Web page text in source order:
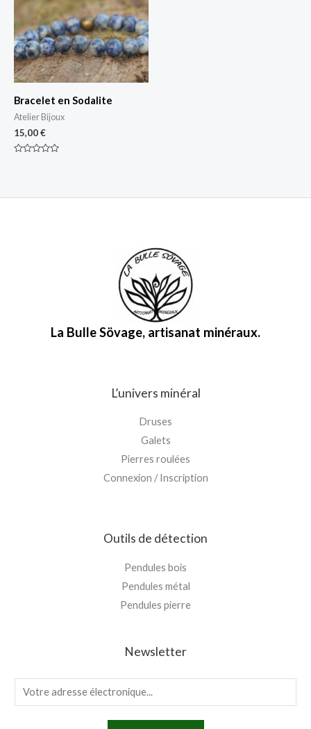
Bracelet en Sodalite
Atelier Bijoux
15,00€
La Bulle Sövage, artisanat minéraux.
L’univers minéral
Druses
Galets
Pierres roulées
Connexion / Inscription
Outils de détection
Pendules bois
Pendules métal
Pendules pierre
Newsletter
m